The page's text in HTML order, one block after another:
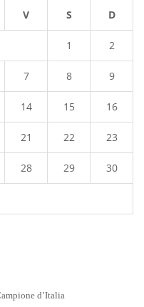
V S D
1 2
7 8 9
14 15 16
21 22 23
28 29 30
d’Italia